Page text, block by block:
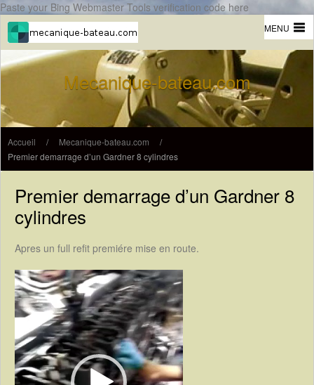
Paste your Bing Webmaster Tools verification code here
MENU
Mecanique-bateau.com
Accueil / Mecanique-bateau.com
/
Premier demarrage d’un Gardner 8 cylindres
Premier demarrage d’un Gardner 8
cylindres
Apres un full refit premiére mise en route.
Lecteur
vidéo